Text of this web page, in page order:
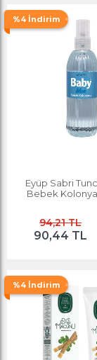
%4 İndirim
Eyüp Sabri
Bebek
94,21 TL
90,44 TL
%4 İndirim